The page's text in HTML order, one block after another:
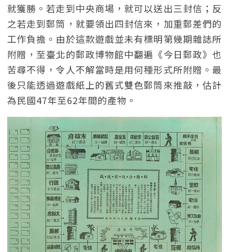
就獲勝。若走到中央商場，就可以送出三封信；反
之若走到郵筒，就要領出四封信來，加重郵差們的
工作負擔。由於這款遊戲並未有標明第幾期雜誌所
附贈，至臺北的郵政博物館中翻遍《今日郵政》也
苦尋不得，令人不解當時是用何種形式所附贈。最
後只能透過遊戲紙上的舊式雙色郵筒來推敲，估計
為民國47年至62年間的產物。